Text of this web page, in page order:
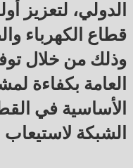
الدولي، لتعزيز
قطاع الكهرباء
وذلك من خلال
العامة بكفاءة
الأساسية في
الشبكة